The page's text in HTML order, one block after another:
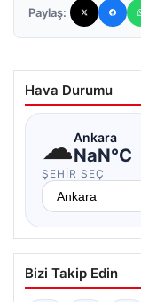
Paylaş:
Hava Durumu
☁Ankara
NaN°C
ŞEHIR SEÇ
Bizi Takip Edin